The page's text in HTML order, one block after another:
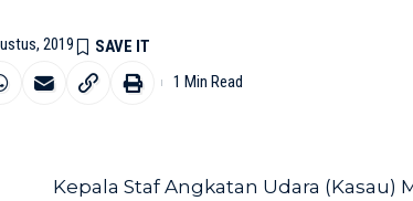
2019
1 Min Read
Kepala Staf Angkatan Udara (Kasau)